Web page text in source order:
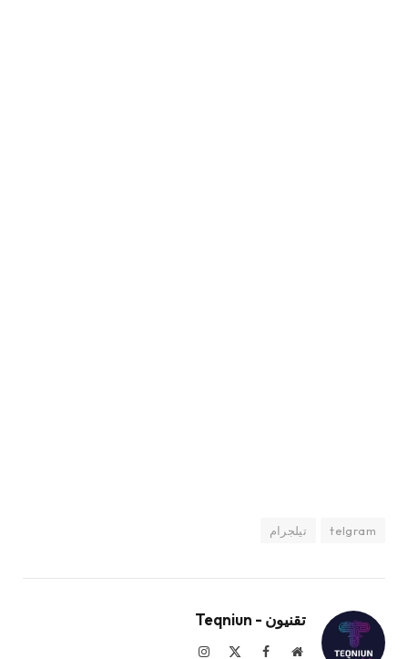
telgram تيلجرام
تقنيون - Teqniun
موقعفيسبوك الانستغرام